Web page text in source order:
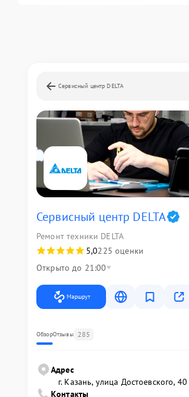
Сервисный центр DELTA
Сервисный центр DELTA
Ремонт техники DELTA
5,0225 оценки
Открыто до 21:00
Маршрут
ОбзорОтзывы 285
Адрес
г. Казань, улица Достоевского, 40
Контакты